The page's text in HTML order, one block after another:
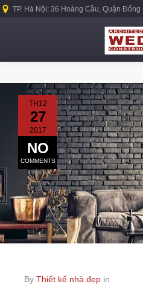
TP. Hà Nội: 36 Hoàng Cầu, Quận
TH12
27
2017
NO
COMMENTS
By Thiết kế nhà đẹp in